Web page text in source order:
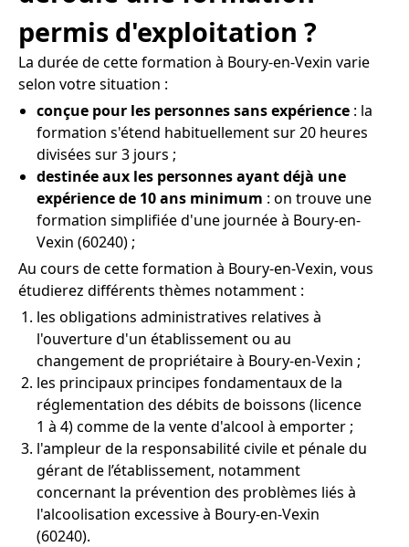
permis d'exploitation ?
La durée de cette formation à Boury-en-Vexin varie
selon votre situation :
conçue pour les personnes sans expérience : la
formation s'étend habituellement sur 20 heures
divisées sur 3 jours ;
destinée aux les personnes ayant déjà une
expérience de 10 ans minimum : on trouve une
formation simplifiée d'une journée à Boury-en-
Vexin (60240) ;
Au cours de cette formation à Boury-en-Vexin, vous
étudierez différents thèmes notamment :
les obligations administratives relatives à
l'ouverture d'un établissement ou au
changement de propriétaire à Boury-en-Vexin ;
les principaux principes fondamentaux de la
réglementation des débits de boissons (licence
1 à 4) comme de la vente d'alcool à emporter ;
l'ampleur de la responsabilité civile et pénale du
gérant de l’établissement, notamment
concernant la prévention des problèmes liés à
l'alcoolisation excessive à Boury-en-Vexin
(60240).